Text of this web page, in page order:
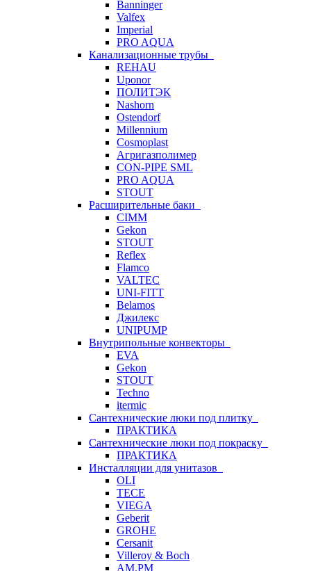
Banninger
Valfex
Imperial
PRO AQUA
Канализационные трубы
REHAU
Uponor
ПОЛИТЭК
Nashorn
Ostendorf
Millennium
Cosmoplast
Агригазполимер
CON-PIPE SML
PRO AQUA
STOUT
Расширительные баки
CIMM
Gekon
STOUT
Reflex
Flamco
VALTEC
UNI-FITT
Belamos
Джилекс
UNIPUMP
Внутрипольные конвекторы
EVA
Gekon
STOUT
Techno
itermic
Сантехнические люки под плитку
ПРАКТИКА
Сантехнические люки под покраску
ПРАКТИКА
Инсталляции для унитазов
OLI
TECE
VIEGA
Geberit
GROHE
Cersanit
Villeroy & Boch
AM.PM